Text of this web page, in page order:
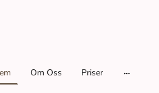
Om Oss Priser